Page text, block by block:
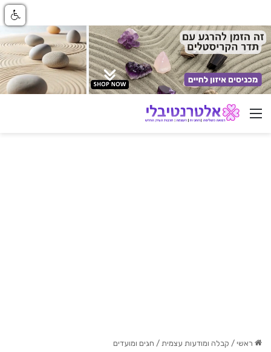
ניווט באתר
ראשי / קבלה ומודעות עצמית / חגים ומועדים